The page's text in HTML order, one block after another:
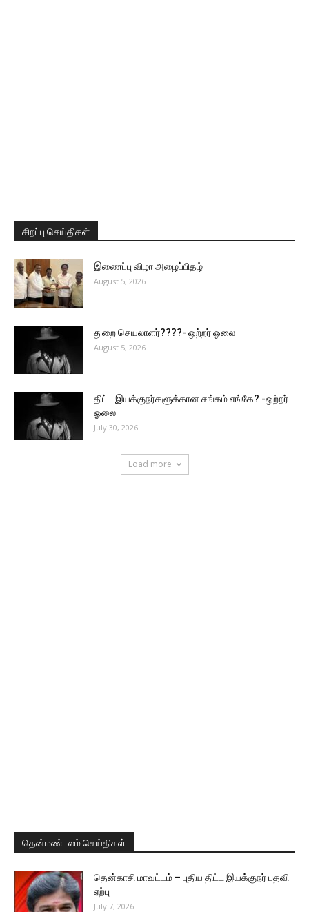
சிறப்பு செய்திகள்
இணைப்பு விழா அழைப்பிதழ்
August 5, 2026
துறை செயலாளர்????- ஒற்றர் ஓலை
August 5, 2026
திட்ட இயக்குநர்களுக்கான சங்கம் எங்கே? -ஒற்றர்
ஓலை
July 30, 2026
Load more
தென்மண்டலம் செய்திகள்
தென்காசி மாவட்டம் – புதிய திட்ட இயக்குநர் பதவி
ஏற்பு
July 7, 2026